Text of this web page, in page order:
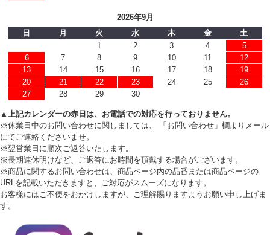
2026年9月
日
月 火 水 木 金
土
1
2 3 4
5
6
7 8 9 10 11
12
13
14 15 16 17 18
19
20
21 22 23 24 25
26
27
28 29 30
▲上記カレンダーの赤日は、お電話での対応を行っておりません。
※休業日中のお問い合わせに関しましては、 「お問い合わせ」欄よりメール
にてご連絡くださいませ。
※翌営業日に順次ご返答いたします。
※長期連休明けなど、ご返答にお時間を頂戴する場合がございます。
※商品に関するお問い合わせは、商品ページ内の品番または商品ページの
URLを記載いただきますと、ご対応がスムーズになります。
お客様にはご不便をおかけしますが、ご理解賜りますようお願い申し上げま
す。